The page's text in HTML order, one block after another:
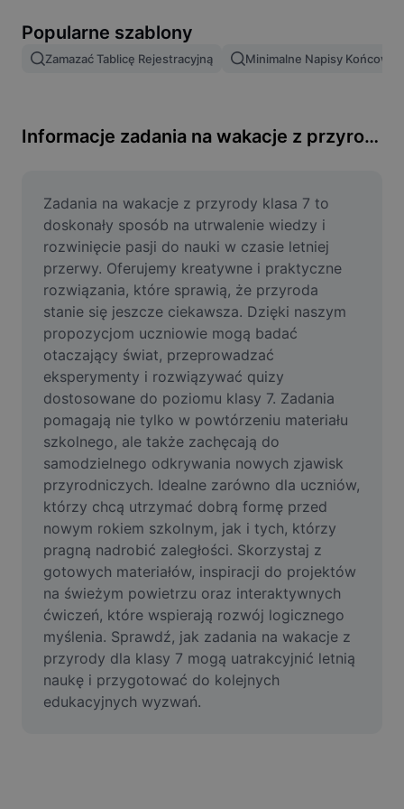
Scalanie obrazów
Zmień rozmiar obrazu
Generator memów
AI Text Remover
AI People Remover
AI Inpainting
Face Cutout
Film
Usuń tło filmu
Ulepsz jakość
Edytor filmów
Przycinaj filmy
Dodaj napisy do filmu
Konwerter filmów
Popularne szablony
Zamazać Tablicę Rejestracyjną Minimalne Napisy Końcowe
Informacje zadania na wakacje z przyrody klasa 7
Zadania na wakacje z przyrody klasa 7 to
doskonały sposób na utrwalenie wiedzy i
rozwinięcie pasji do nauki w czasie letniej
przerwy. Oferujemy kreatywne i praktyczne
rozwiązania, które sprawią, że przyroda
stanie się jeszcze ciekawsza. Dzięki naszym
propozycjom uczniowie mogą badać
otaczający świat, przeprowadzać
eksperymenty i rozwiązywać quizy
dostosowane do poziomu klasy 7. Zadania
pomagają nie tylko w powtórzeniu materiału
szkolnego, ale także zachęcają do
samodzielnego odkrywania nowych zjawisk
przyrodniczych. Idealne zarówno dla uczniów,
którzy chcą utrzymać dobrą formę przed
nowym rokiem szkolnym, jak i tych, którzy
pragną nadrobić zaległości. Skorzystaj z
gotowych materiałów, inspiracji do projektów
na świeżym powietrzu oraz interaktywnych
ćwiczeń, które wspierają rozwój logicznego
myślenia. Sprawdź, jak zadania na wakacje z
przyrody dla klasy 7 mogą uatrakcyjnić letnią
naukę i przygotować do kolejnych
edukacyjnych wyzwań.